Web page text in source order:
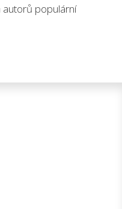
autorů populární